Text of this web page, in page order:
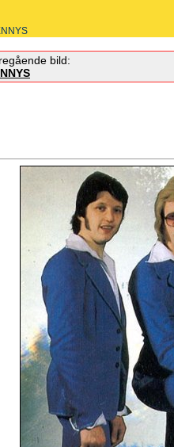
bild: